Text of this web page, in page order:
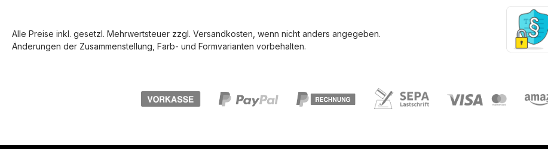
Alle Preise inkl. gesetzl. Mehrwertsteuer zzgl. Versandkosten , wenn nicht anders angegeben.
Änderungen der Zusammenstellung, Farb- und Formvarianten vorbehalten.